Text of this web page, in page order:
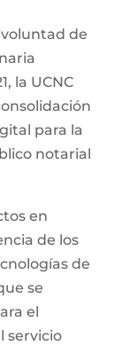
de
la UCNC
para la
notarial
en
de los
de
se
el
servicio